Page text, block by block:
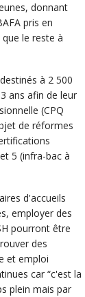
donnant
pris en
le reste à
à 2 500
ans afin de leur
(CPQ
de réformes
5 (infra-bac à
d'accueils
employer des
pourront être
des
et emploi
car “c'est la
plein mais par